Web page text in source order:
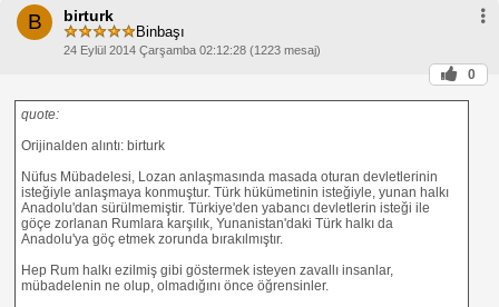
B birturk
Binbaşı
24 Eylül 2014 Çarşamba 02:12:28 (1223 mesaj)
0
quote:
Orijinalden alıntı: birturk
Nüfus Mübadelesi, Lozan anlaşmasında masada oturan devletlerinin
isteğiyle anlaşmaya konmuştur. Türk hükümetinin isteğiyle, yunan halkı
Anadolu'dan sürülmemiştir. Türkiye'den yabancı devletlerin isteği ile
göçe zorlanan Rumlara karşılık, Yunanistan'daki Türk halkı da
Anadolu'ya göç etmek zorunda bırakılmıştır.
Hep Rum halkı ezilmiş gibi göstermek isteyen zavallı insanlar,
mübadelenin ne olup, olmadığını önce öğrensinler.